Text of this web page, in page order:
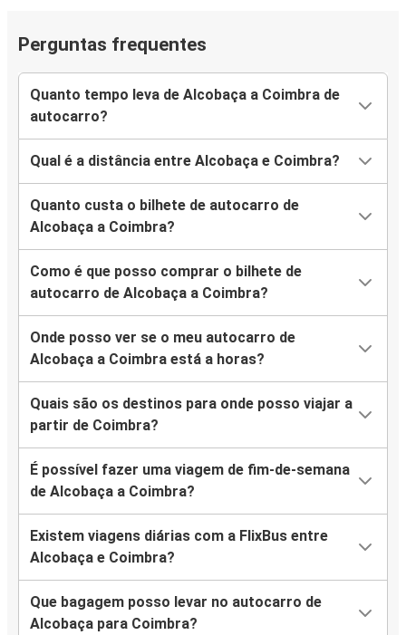
Perguntas frequentes
Quanto tempo leva de Alcobaça a Coimbra de
autocarro?
Qual é a distância entre Alcobaça e Coimbra?
Quanto custa o bilhete de autocarro de
Alcobaça a Coimbra?
Como é que posso comprar o bilhete de
autocarro de Alcobaça a Coimbra?
Onde posso ver se o meu autocarro de
Alcobaça a Coimbra está a horas?
Quais são os destinos para onde posso viajar a
partir de Coimbra?
É possível fazer uma viagem de fim-de-semana
de Alcobaça a Coimbra?
Existem viagens diárias com a FlixBus entre
Alcobaça e Coimbra?
Que bagagem posso levar no autocarro de
Alcobaça para Coimbra?